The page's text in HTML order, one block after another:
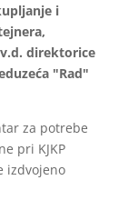
i
direktorice
"Rad"
za potrebe
pri KJKP
izdvojeno